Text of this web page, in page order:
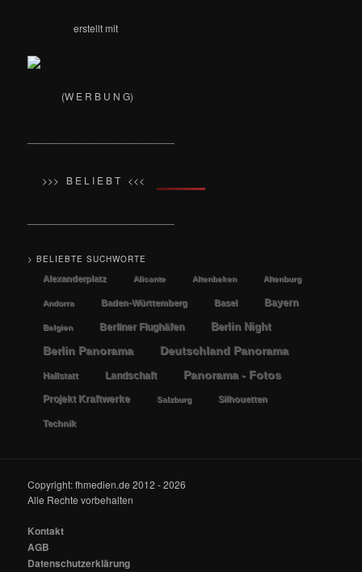
erstellt mit
(W E R B U N G)
>>> B E L I E B T <<<
> BELIEBTE SUCHWORTE
Alexanderplatz Alicante Altenbeken Altenburg
Andorra Baden-Württemberg Basel Bayern
Belgien Berliner Flughäfen
Berlin Night
Berlin Panorama
Deutschland Panorama
Hallstatt Landschaft Panorama - Fotos
Projekt Kraftwerke Salzburg Silhouetten
Technik
Copyright: fhmedien.de 2012 - 2026
Alle Rechte vorbehalten
Kontakt
AGB
Datenschutzerklärung